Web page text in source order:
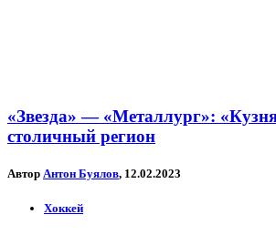
«Звезда» — «Металлург»:
столичный регион
Автор Антон Буялов, 12.02.2023
Хоккей